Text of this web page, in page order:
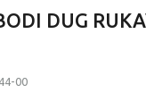
DUG
00